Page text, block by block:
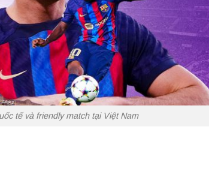
tế và friendly match tại Việt Nam